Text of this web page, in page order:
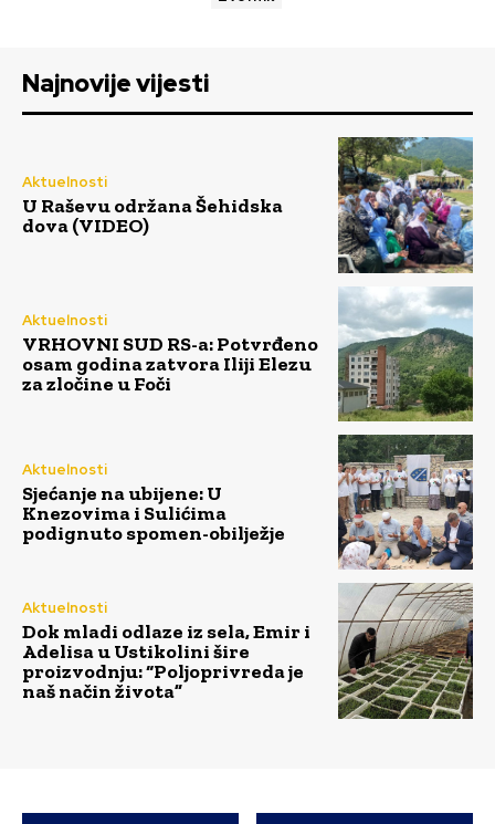
Najnovije vijesti
Aktuelnosti
U Raševu održana Šehidska
dova (VIDEO)
Aktuelnosti
VRHOVNI SUD RS-a: Potvrđeno
osam godina zatvora Iliji Elezu
za zločine u Foči
Aktuelnosti
Sjećanje na ubijene: U
Knezovima i Sulićima
podignuto spomen-obilježje
Aktuelnosti
Dok mladi odlaze iz sela, Emir i
Adelisa u Ustikolini šire
proizvodnju: “Poljoprivreda je
naš način života”